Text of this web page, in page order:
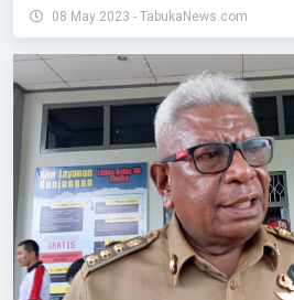
08 May 2023 - TabukaNews.com